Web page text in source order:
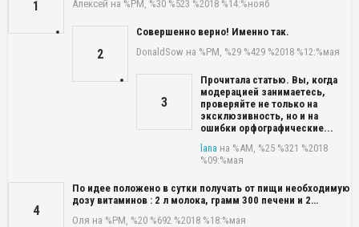
1
Алексей на %PM, %30 %523 %2018 %14:%нояб
2
Совершенно верно! Именно так.
DonaldSow на %PM, %29 %429 %2018 %12:%мая
3
Прочитала статью. Вы, когда
модерацией занимаетесь,
проверяйте не только на
эксклюзивность, но и на
ошибки орфографические...
lana на %AM, %25 %321 %2018
%09:%мая
4
По идее положено в сутки получать от пищи необходимую
дозу витаминов : 2 л молока, грамм 300 печени и 2…
Оля на %PM, %20 %692 %2018 %18:%мая